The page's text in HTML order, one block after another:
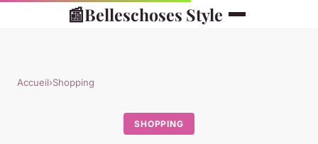
📰Belleschoses Style
Accueil›Shopping
SHOPPING